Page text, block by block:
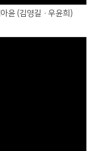
윤 (김영길·우윤희)